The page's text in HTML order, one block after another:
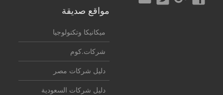
مواقع صديقة
ميكانيكا وتكنولوجيا
شركات.كوم
دليل شركات مصر
دليل شركات السعودية